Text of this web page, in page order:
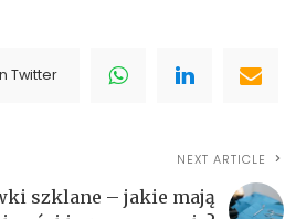
Twitter
NEXT ARTICLE
szklane – jakie mają